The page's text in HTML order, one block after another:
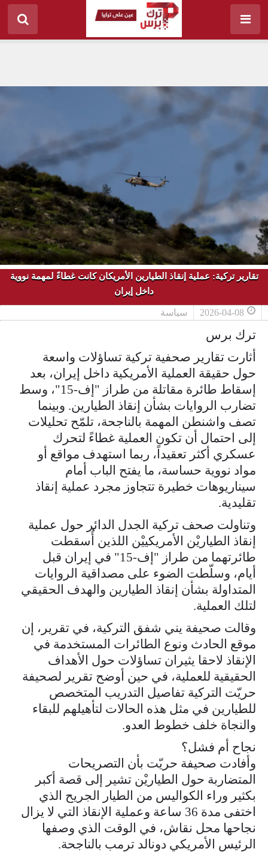
تقارير تركية: عملية إنقاذ الطيارين الأمريكان كانت غطاءً لمهمة نووية
داخل إيران
2026-04-08 سياسة
ترك برس
أثارت تقارير صحفية تركية تساؤلات واسعة
حول حقيقة العملية الأمريكية داخل إيران، بعد
إسقاط طائرة مقاتلة من طراز "إف-15"، وسط
تضارب الروايات بشأن إنقاذ الطيارين. وبينما
تصف واشنطن المهمة بالناجحة، تلمّح تحليلات
إلى احتمال أن تكون العملية غطاءً لتحرك
عسكري أكثر تعقيداً، ربما استهدف مواقع أو
مواد نووية حساسة، ما يفتح الباب أمام
سيناريوهات خطيرة تتجاوز مجرد عملية إنقاذ
تقليدية.
وتناولت صحف تركية الجدل الدائر حول عملية
إنقاذ الطياريْن الأمريكييْن اللذين أُسقطت
طائرتهما من طراز "إف-15" في إيران قبل
أيام، وسلّطت الضوء على مصداقية الروايات
المتداولة بشأن إنقاذ الطيارين والهدف الحقيقي
لتلك العملية.
وقالت صحيفة يني شفق التركية، في تقرير، إن
موقع الحادث ونوع الطائرات المستخدمة في
الإنقاذ لاحقا يثيران تساؤلات حول الأهداف
الحقيقية للعملية، في حين أوضح تقرير لصحيفة
حريّت التركية تفاصيل التدريب المتخصص
للطيارين في مثل هذه الحالات لتأهيلهم للبقاء
والنجاة خلف خطوط العدو.
نجاح أم فشل؟
وأفادت صحيفة حريّت بأن التصريحات
المتضاربة حول الطياريْن تشير إلى قصة أكبر
بكثير وراء الكواليس من الطيار الجريح الذي
اختفى مدة 36 ساعة وعملية الإنقاذ التي لا يزال
نجاحها محل نقاش، في الوقت الذي وصفها
الرئيس الأمريكي دونالد ترمب بالناجحة.